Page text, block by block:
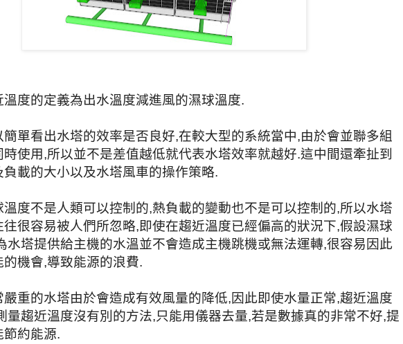
溫度的定義為出水溫度減進風的濕球溫度.
單看出水塔的效率是否良好,在較大型的系統當中,由於會並聯多組
使用,所以並不是差值越低就代表水塔效率就越好.這中間還牽扯到
負載的大小以及水塔風車的操作策略.
溫度不是人類可以控制的,熱負載的變動也不是可以控制的,所以水塔
往很容易被人們所忽略,即使在趨近溫度已經偏高的狀況下,假設濕球
水塔提供給主機的水溫並不會造成主機跳機或無法運轉,很容易因此
的機會,導致能源的浪費.
重的水塔由於會造成有效風量的降低,因此即使水量正常,趨近溫度
量趨近溫度沒有別的方法,只能用儀器去量,若是數據真的非常不好,提
節約能源.